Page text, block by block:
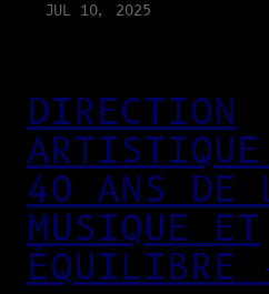
JUL 10, 2025
DIRECTION
40 ANS DE
MUSIQUE ET
ÉQUILIBRE